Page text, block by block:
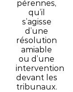
pérennes,
qu’il
s’agisse
d’une
résolution
amiable
ou d’une
intervention
devant les
tribunaux.